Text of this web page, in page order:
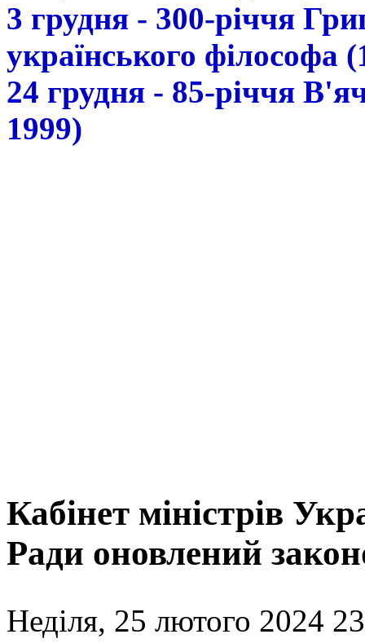
3 грудня - 300-річчя
українського філософа
24 грудня - 85-річчя
1999)
Кабінет міністрів
Ради оновлений
Неділя, 25 лютого 2024